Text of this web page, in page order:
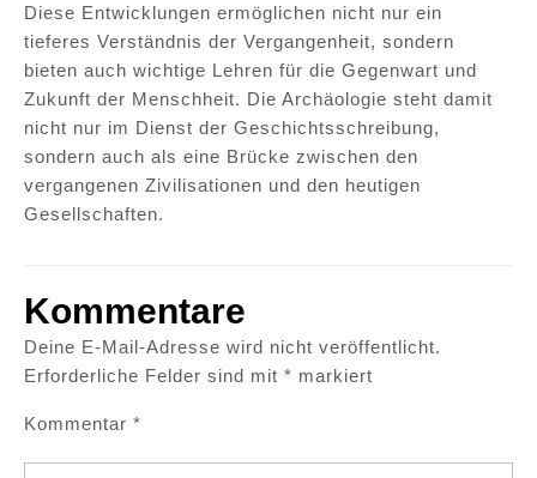
Diese Entwicklungen ermöglichen nicht nur ein
tieferes Verständnis der Vergangenheit, sondern
bieten auch wichtige Lehren für die Gegenwart und
Zukunft der Menschheit. Die Archäologie steht damit
nicht nur im Dienst der Geschichtsschreibung,
sondern auch als eine Brücke zwischen den
vergangenen Zivilisationen und den heutigen
Gesellschaften.
Kommentare
Deine E-Mail-Adresse wird nicht veröffentlicht.
Erforderliche Felder sind mit * markiert
Kommentar *